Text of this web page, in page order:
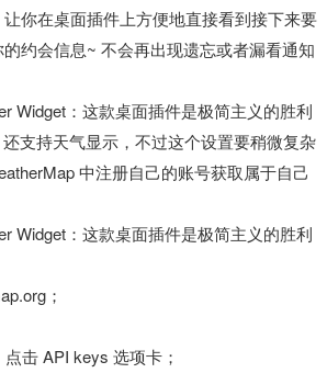
你在桌面插件上方便地直接看到接下来要
约会信息~ 不会再出现遗忘或者漏看通知
支持天气显示，不过这个设置要稍微复杂
中注册自己的账号获取属于自己
；
击 API keys 选项卡；